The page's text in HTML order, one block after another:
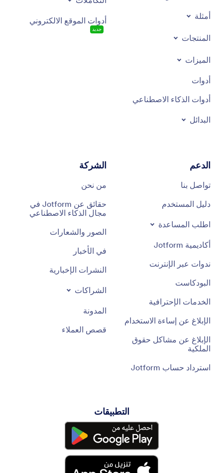
أمثلة
المنتجات
الميزات
أدوات
أدوات الذكاء الاصطناعي
البدائل
أدوات الموقع الالكتروني
جديد
الدعم
تواصل بنا
دليل المستخدم
اطلب المساعدة
أكاديمية Jotform
ندوات عبر الإنترنت
البودكاست
الخدمات الإحترافية
الإبلاغ عن إساءة الاستخدام
الإبلاغ عن مشاكل حقوق
الملكية
استرداد حساب Jotform
الشركة
من نحن
حقائق عن Jotform في
مجال الذكاء الاصطناعي
الصور والشعارات
في الأخبار
النشرات الإخبارية
الشراكات
المدونة
قصص العملاء
التطبيقات